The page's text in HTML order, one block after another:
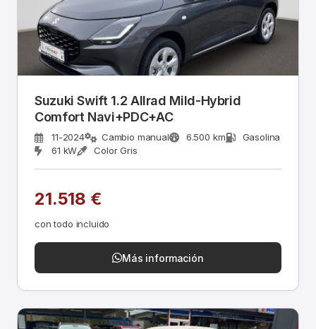
Suzuki Swift 1.2 Allrad Mild-Hybrid
Comfort Navi+PDC+AC
11-2024 Cambio manual 6.500 km
Gasolina
61 kW
Color Gris
21.518 €
con todo incluido
Más información